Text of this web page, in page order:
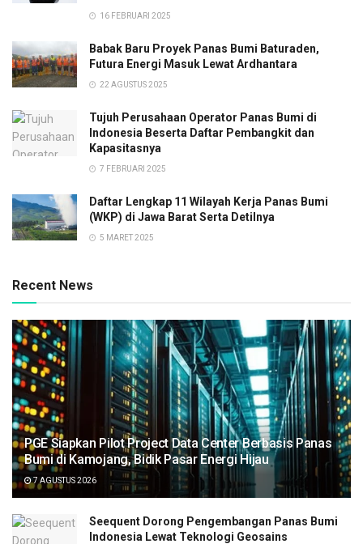
16 FEBRUARI 2025
Babak Baru Proyek Panas Bumi Baturaden,
Futura Energi Masuk Lewat Ardhantara
22 AGUSTUS 2025
Tujuh Perusahaan Operator Panas Bumi di
Indonesia Beserta Daftar Pembangkit dan
Kapasitasnya
7 FEBRUARI 2025
Daftar Lengkap 11 Wilayah Kerja Panas Bumi
(WKP) di Jawa Barat Serta Detilnya
5 MARET 2025
Recent News
PGE Siapkan Pilot Project Data Center Berbasis Panas
Bumi di Kamojang, Bidik Pasar Energi Hijau
7 AGUSTUS 2026
Seequent Dorong Pengembangan Panas Bumi
Indonesia Lewat Teknologi Geosains